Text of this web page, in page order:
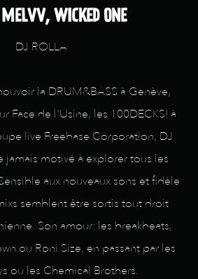
WICKED ONE
DJ ROLLA
la DRUM&BASS à Genève,
Face de l'Usine, les 100DECKS! à
live Freebase Corporation, DJ
jamais motivé à explorer tous les
aux nouveaux sons et fidèle
semblent être sortis tout droit
Son amour: les breakbeats,
ou Roni Size, en passant par les
ou les Chemical Brothers.